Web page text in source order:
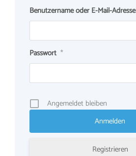
Benutzername oder E-Mail-Adresse
Passwort *
Angemeldet bleiben
Registrieren